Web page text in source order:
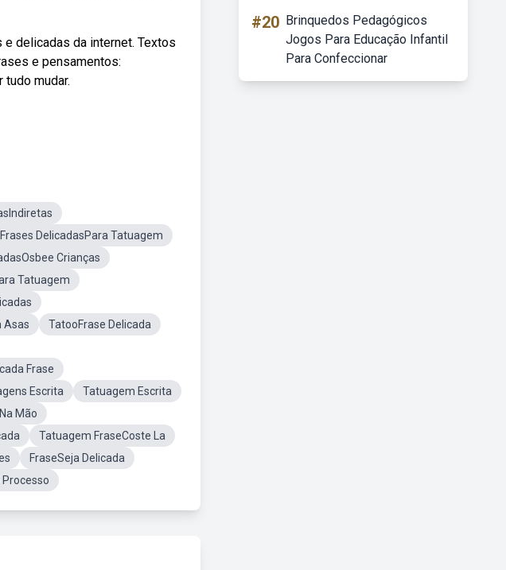
delicadas da internet. Textos
e pensamentos:
mudar.
Frases DelicadasPara Tatuagem
Crianças
Tatuagem
Asas
TatooFrase Delicada
Frase
Escrita
Tatuagem Escrita
Mão
Tatuagem FraseCoste La
FraseSeja Delicada
Processo
#20 Brinquedos Pedagógicos
Jogos Para Educação Infantil
Para Confeccionar